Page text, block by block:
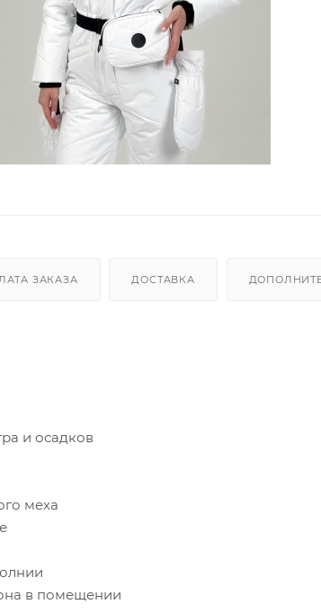
ЗАКАЗА ДОСТАВКА
и осадков
меха
в помещении